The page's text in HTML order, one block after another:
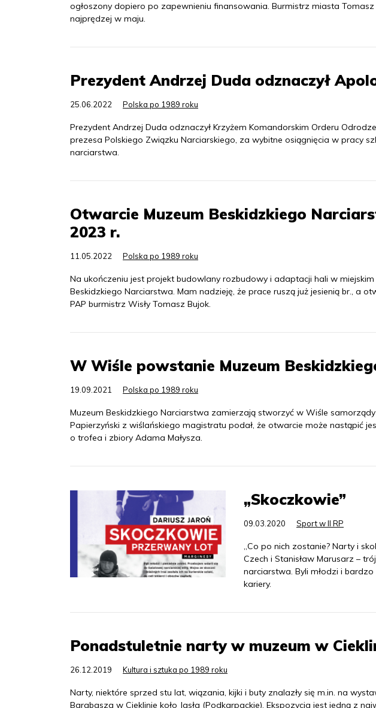
ogłoszony dopiero po zapewnieniu finansowania. Burmistrz miasta
najprędzej w maju.
Prezydent Andrzej Duda odznaczył
25.06.2022 Polska po 1989 roku
Prezydent Andrzej Duda odznaczył Krzyżem Komandorskim Orderu
prezesa Polskiego Związku Narciarskiego, za wybitne osiągnięcia w pracy
narciarstwa.
Otwarcie Muzeum Beskidzkiego
2023 r.
11.05.2022 Polska po 1989 roku
Na ukończeniu jest projekt budowlany rozbudowy i adaptacji hali w
Beskidzkiego Narciarstwa. Mam nadzieję, że prace ruszą już jesienią br., a
PAP burmistrz Wisły Tomasz Bujok.
W Wiśle powstanie Muzeum
19.09.2021 Polska po 1989 roku
Muzeum Beskidzkiego Narciarstwa zamierzają stworzyć w Wiśle
Papierzyński z wiślańskiego magistratu podał, że otwarcie może nastąpić
o trofea i zbiory Adama Małysza.
„Skoczkowie”
09.03.2020 Sport w II RP
„Co po nich zostanie? Narty i
Czech i Stanisław Marusarz –
narciarstwa. Byli młodzi i
kariery.
Ponadstuletnie narty w muzeum w
26.12.2019 Kultura i sztuka po 1989 roku
Narty, niektóre sprzed stu lat, wiązania, kijki i buty znalazły się m.in. na
Barabasza w Cieklinie koło Jasła (Podkarpackie). Ekspozycja jest jedną z